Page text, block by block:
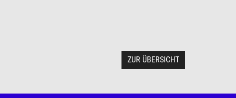
ZUR ÜBERSICHT